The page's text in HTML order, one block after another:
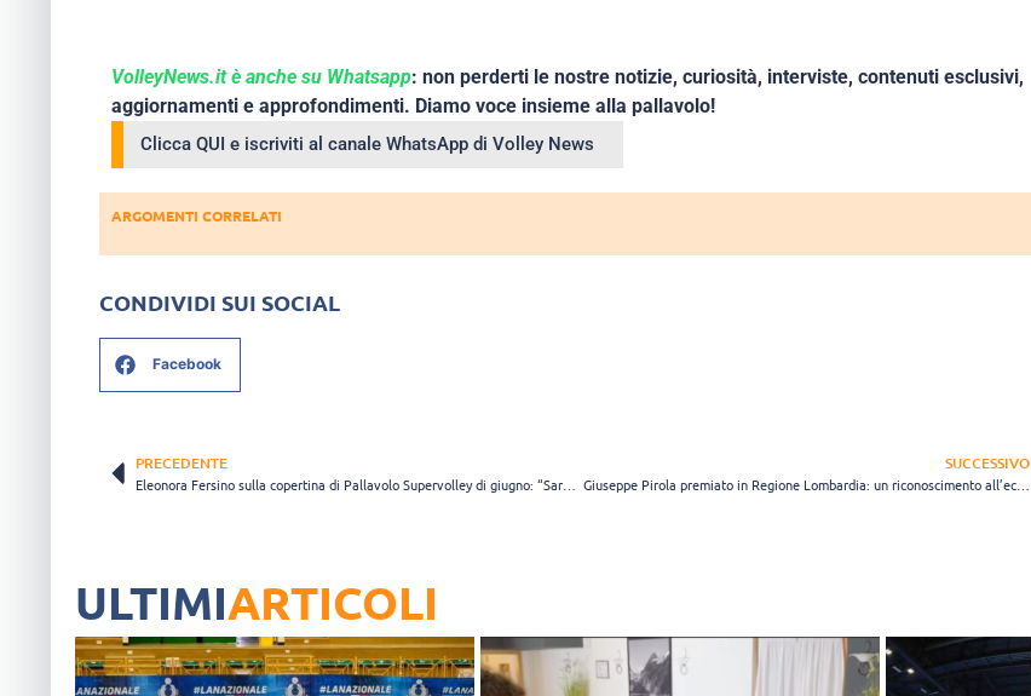
VolleyNews.it è anche su Whatsapp: non perderti le nostre notizie, curiosità, interviste, contenuti esclusivi,
aggiornamenti e approfondimenti. Diamo voce insieme alla pallavolo!
Clicca QUI e iscriviti al canale WhatsApp di Volley News
ARGOMENTI CORRELATI
CONDIVIDI SUI SOCIAL
Facebook
PRECEDENTE SUCCESSIVO
Giuseppe Pirola premiato in Regione Lombardia: un riconoscimento all’eccellenza dirigenziale nello sport
ULTIMIARTICOLI